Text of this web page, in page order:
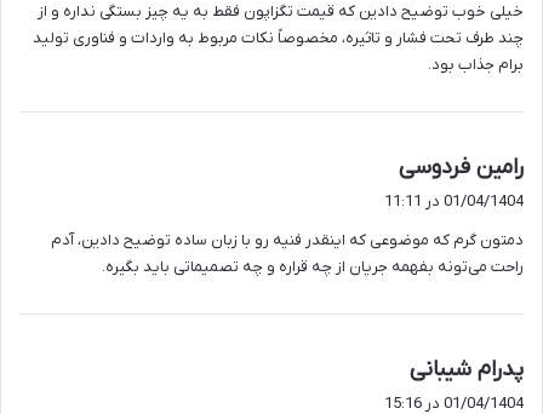
:
خیلی خوب توضیح دادین که قیمت تگزاپون فقط به یه چیز بستگی نداره و از
چند طرف تحت فشار و تاثیره، مخصوصاً نکات مربوط به واردات و فناوری تولید
برام جذاب بود.
رامین فردوسی
ف
:
01/04/1404 در 11:11
دمتون گرم که موضوعی که اینقدر فنیه رو با زبان ساده توضیح دادین، آدم
راحت می‌تونه بفهمه جریان از چه قراره و چه تصمیماتی باید بگیره.
پدرام شیبانی
ف
01/04/1404 در 15:16